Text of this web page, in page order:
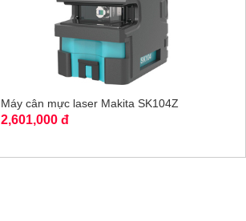
Máy cân mực laser Makita SK104Z
2,601,000 đ